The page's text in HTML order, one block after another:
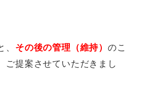
、 その後の管理（維持）のこ
ご提案させていただきまし